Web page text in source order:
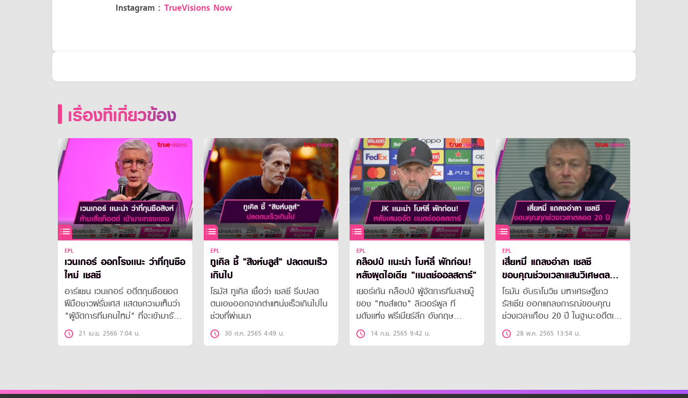
Instagram : TrueVisions Now
เรื่องที่เกี่ยวข้อง
EPL
เวนเกอร์ ออกโรงเเนะ ว่าที่กุนซือ
ใหม่ เชลซี
อาร์แซน เวนเกอร์ อดีตกุนซือยอด
ฝีมือชาวฝรั่งเศส เเสดงความเห็นว่า
"ผู้จัดการทีมคนใหม่" ที่จะเข้ามารับ
งานคุมทัพ "สิงห์บลูส์" เชลซี ในศึก
พรีเมียร์ลีก อังกฤษ ควรใส่เงื่อนไข
21 เม.ย. 2566 7:04 น.
EPL
ทูเคิล ชี้ "สิงห์บลูส์" ปลดตนเร็ว
เกินไป
โธมัส ทูเคิล เชื่อว่า เชลซี รีบปลด
ตนเองออกจากตำแหน่งเร็วเกินไปใน
ช่วงที่ผ่านมา
30 ต.ค. 2565 4:49 น.
EPL
คล็อปป์ เเนะนำ โบห์ลี่ พักก่อน!
หลังผุดไอเดีย "เเมตช์ออลสตาร์"
เยอร์เก้น คล็อปป์ ผู้จัดการทีมสายบู๊
ของ "หงส์แดง" ลิเวอร์พูล ที
มดังเเห่ง พรีเมียร์ลีก อังกฤษ
ออกโรงคัดค้านความเห็นของ ท็อดด์
โบห์ลี่ เจ้าของทีมชาวเมืองมะกันของ
สโมสรต่างๆ
14 ก.ย. 2565 9:42 น.
EPL
เสี่ยหมี่ แถลงอำลา เชลซี
ขอบคุณช่วงเวลาแสนวิเศษตลอด
20 ปี
โรมัน อับราโมวิช มหาเศรษฐีชาว
รัสเซีย ออกแถลงการณ์ขอบคุณ
ช่วงเวลาเกือบ 20 ปี ในฐานะอดีตเจ้า
ของสโมสรเชลซี หลังการซื้อ-ขายทีม
ลุล่วง
28 พ.ค. 2565 13:54 น.